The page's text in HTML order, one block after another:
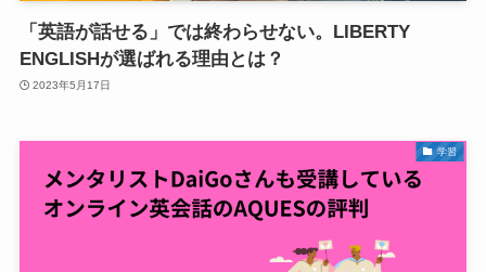
「英語が話せる」では終わらせない。LIBERTY
ENGLISHが選ばれる理由とは？
2023年5月17日
学習